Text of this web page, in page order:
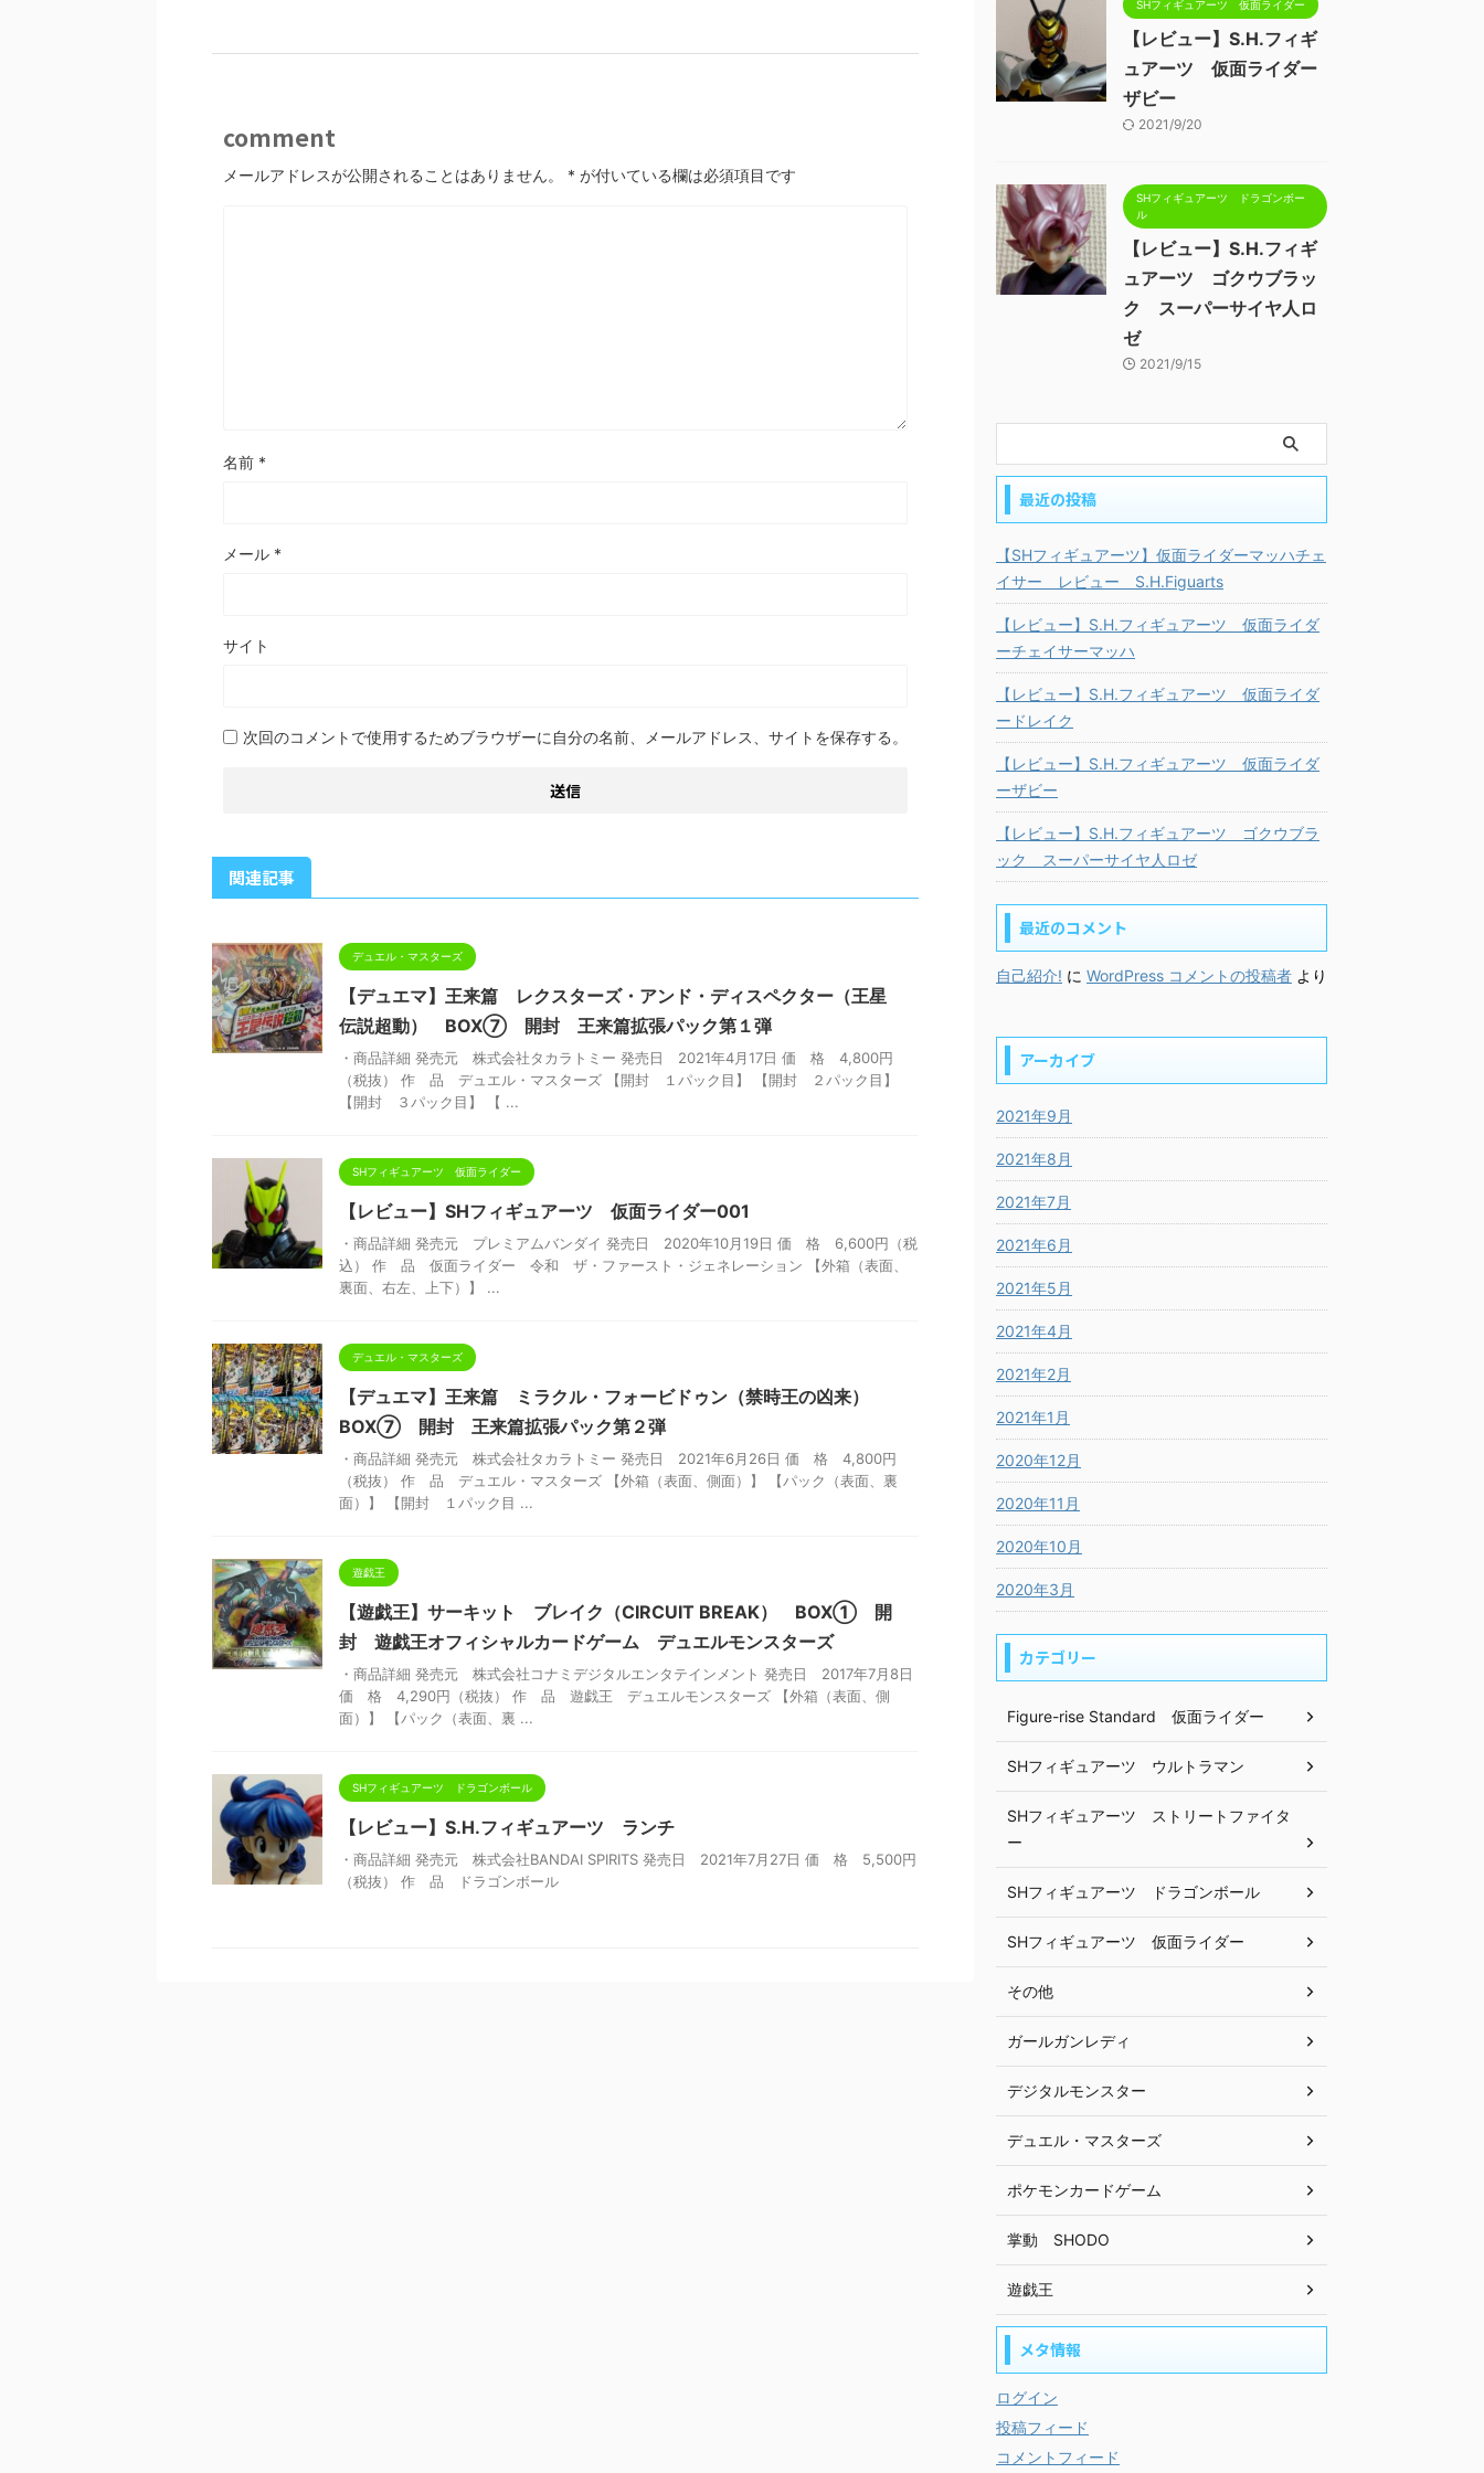
comment
メールアドレスが公開されることはありません。 * が付いている欄は必須項目です
名前 *
メール *
サイト
次回のコメントで使用するためブラウザーに自分の名前、メールアドレス、サイトを保存する。
関連記事
デュエル・マスターズ
【デュエマ】王来篇 レクスターズ・アンド・ディスペクター（王星
伝説超動） BOX⑦ 開封 王来篇拡張パック第１弾
・商品詳細 発売元 株式会社タカラトミー 発売日 2021年4月17日 価 格 4,800円
（税抜） 作 品 デュエル・マスターズ 【開封 １パック目】 【開封 ２パック目】
【開封 ３パック目】 【 ...
SHフィギュアーツ 仮面ライダー
【レビュー】SHフィギュアーツ 仮面ライダー001
・商品詳細 発売元 プレミアムバンダイ 発売日 2020年10月19日 価 格 6,600円（税
込） 作 品 仮面ライダー 令和 ザ・ファースト・ジェネレーション 【外箱（表面、
裏面、右左、上下）】 ...
デュエル・マスターズ
【デュエマ】王来篇 ミラクル・フォービドゥン（禁時王の凶来）
BOX⑦ 開封 王来篇拡張パック第２弾
・商品詳細 発売元 株式会社タカラトミー 発売日 2021年6月26日 価 格 4,800円
（税抜） 作 品 デュエル・マスターズ 【外箱（表面、側面）】 【パック（表面、裏
面）】 【開封 １パック目 ...
遊戯王
【遊戯王】サーキット ブレイク（CIRCUIT BREAK） BOX① 開
封 遊戯王オフィシャルカードゲーム デュエルモンスターズ
・商品詳細 発売元 株式会社コナミデジタルエンタテインメント 発売日 2017年7月8日
価 格 4,290円（税抜） 作 品 遊戯王 デュエルモンスターズ 【外箱（表面、側
面）】 【パック（表面、裏 ...
SHフィギュアーツ ドラゴンボール
【レビュー】S.H.フィギュアーツ ランチ
・商品詳細 発売元 株式会社BANDAI SPIRITS 発売日 2021年7月27日 価 格 5,500円
（税抜） 作 品 ドラゴンボール
SHフィギュアーツ 仮面ライダー
【レビュー】S.H.フィギ
ュアーツ 仮面ライダー
ザビー
2021/9/20
SHフィギュアーツ ドラゴンボー
ル
【レビュー】S.H.フィギ
ュアーツ ゴクウブラッ
ク スーパーサイヤ人ロ
ゼ
2021/9/15
最近の投稿
【SHフィギュアーツ】仮面ライダーマッハチェ
イサー レビュー S.H.Figuarts
【レビュー】S.H.フィギュアーツ 仮面ライダ
ーチェイサーマッハ
【レビュー】S.H.フィギュアーツ 仮面ライダ
ードレイク
【レビュー】S.H.フィギュアーツ 仮面ライダ
ーザビー
【レビュー】S.H.フィギュアーツ ゴクウブラ
ック スーパーサイヤ人ロゼ
最近のコメント
自己紹介! に WordPress コメントの投稿者 より
アーカイブ
2021年9月
2021年8月
2021年7月
2021年6月
2021年5月
2021年4月
2021年2月
2021年1月
2020年12月
2020年11月
2020年10月
2020年3月
カテゴリー
Figure-rise Standard 仮面ライダー
SHフィギュアーツ ウルトラマン
SHフィギュアーツ ストリートファイタ
ー
SHフィギュアーツ ドラゴンボール
SHフィギュアーツ 仮面ライダー
その他
ガールガンレディ
デジタルモンスター
デュエル・マスターズ
ポケモンカードゲーム
掌動 SHODO
遊戯王
メタ情報
ログイン
投稿フィード
コメントフィード